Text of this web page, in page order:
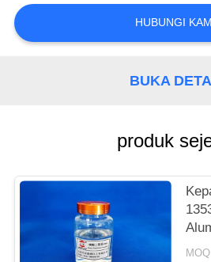
MINTA
KUTIPAN
HUBUNGI
BUKA
produk